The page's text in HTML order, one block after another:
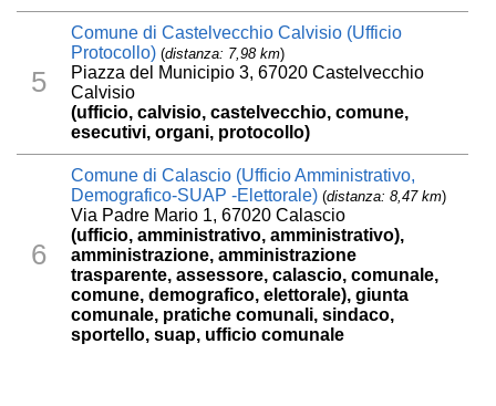
5
Comune di Castelvecchio Calvisio (Ufficio
Protocollo) (distanza: 7,98 km)
Piazza del Municipio 3, 67020 Castelvecchio
Calvisio
(ufficio, calvisio, castelvecchio, comune,
esecutivi, organi, protocollo)
6
Comune di Calascio (Ufficio Amministrativo,
Demografico-SUAP -Elettorale) (distanza: 8,47 km)
Via Padre Mario 1, 67020 Calascio
(ufficio, amministrativo, amministrativo),
amministrazione, amministrazione
trasparente, assessore, calascio, comunale,
comune, demografico, elettorale), giunta
comunale, pratiche comunali, sindaco,
sportello, suap, ufficio comunale